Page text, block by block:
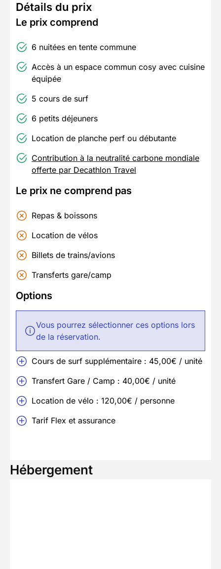
Détails du prix
Le prix comprend
6 nuitées en tente commune
Accès à un espace commun cosy avec cuisine
équipée
5 cours de surf
6 petits déjeuners
Location de planche perf ou débutante
Contribution à la neutralité carbone mondiale
offerte par Decathlon Travel
Le prix ne comprend pas
Repas & boissons
Location de vélos
Billets de trains/avions
Transferts gare/camp
Options
Vous pourrez sélectionner ces options lors
de la réservation.
Cours de surf supplémentaire : 45,00€ / unité
Transfert Gare / Camp : 40,00€ / unité
Location de vélo : 120,00€ / personne
Tarif Flex et assurance
Hébergement